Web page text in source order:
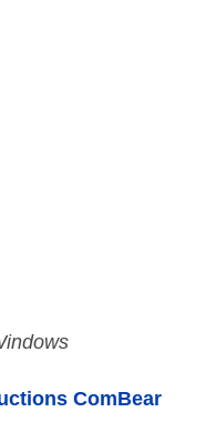
ComBear